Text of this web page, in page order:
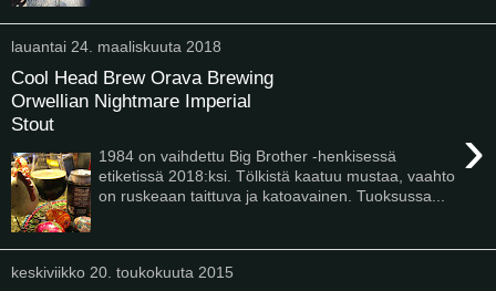
lauantai 24. maaliskuuta 2018
Cool Head Brew Orava Brewing
Orwellian Nightmare Imperial
Stout
›
1984 on vaihdettu Big Brother -henkisessä
etiketissä 2018:ksi. Tölkistä kaatuu mustaa, vaahto
on ruskeaan taittuva ja katoavainen. Tuoksussa...
keskiviikko 20. toukokuuta 2015